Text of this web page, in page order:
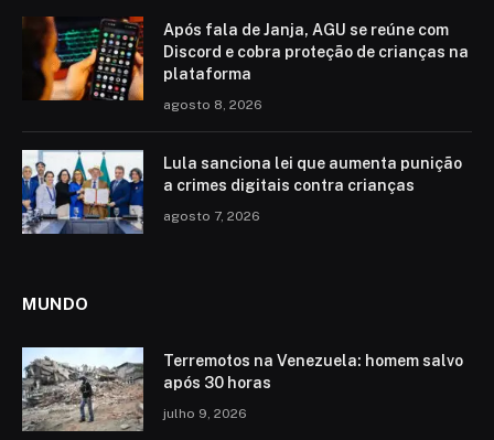
Após fala de Janja, AGU se reúne com
Discord e cobra proteção de crianças na
plataforma
agosto 8, 2026
Lula sanciona lei que aumenta punição
a crimes digitais contra crianças
agosto 7, 2026
MUNDO
Terremotos na Venezuela: homem salvo
após 30 horas
julho 9, 2026